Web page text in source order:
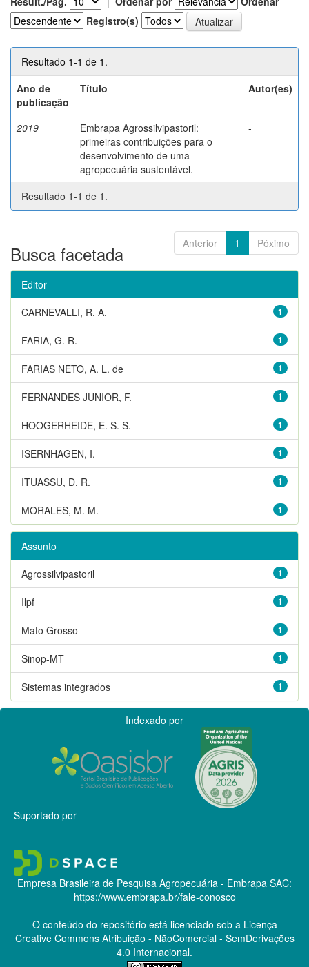
Registro(s)
Resultado 1-1 de 1.
Ano de
publicação
Título Autor(es)
2019
Embrapa Agrossilvipastoril:
primeiras contribuições para o
desenvolvimento de uma
agropecuária sustentável.
-
Resultado 1-1 de 1.
Anterior 1 Póximo
Busca facetada
Editor
1
CARNEVALLI, R. A.
1
FARIA, G. R.
1
FARIAS NETO, A. L. de
1
FERNANDES JUNIOR, F.
1
HOOGERHEIDE, E. S. S.
1
ISERNHAGEN, I.
1
ITUASSU, D. R.
1
MORALES, M. M.
Assunto
1
Agrossilvipastoril
1
Ilpf
1
Mato Grosso
1
Sinop-MT
1
Sistemas integrados
Indexado por
Suportado por
Empresa Brasileira de Pesquisa Agropecuária - Embrapa SAC:
https://www.embrapa.br/fale-conosco
O conteúdo do repositório está licenciado sob a Licença
Creative CommonsAtribuição - NãoComercial - SemDerivações
4.0 Internacional.